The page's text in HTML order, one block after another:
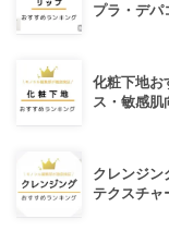
プラ・デパ
化粧下地お
ス・敏感肌
クレンジン
テクスチャ